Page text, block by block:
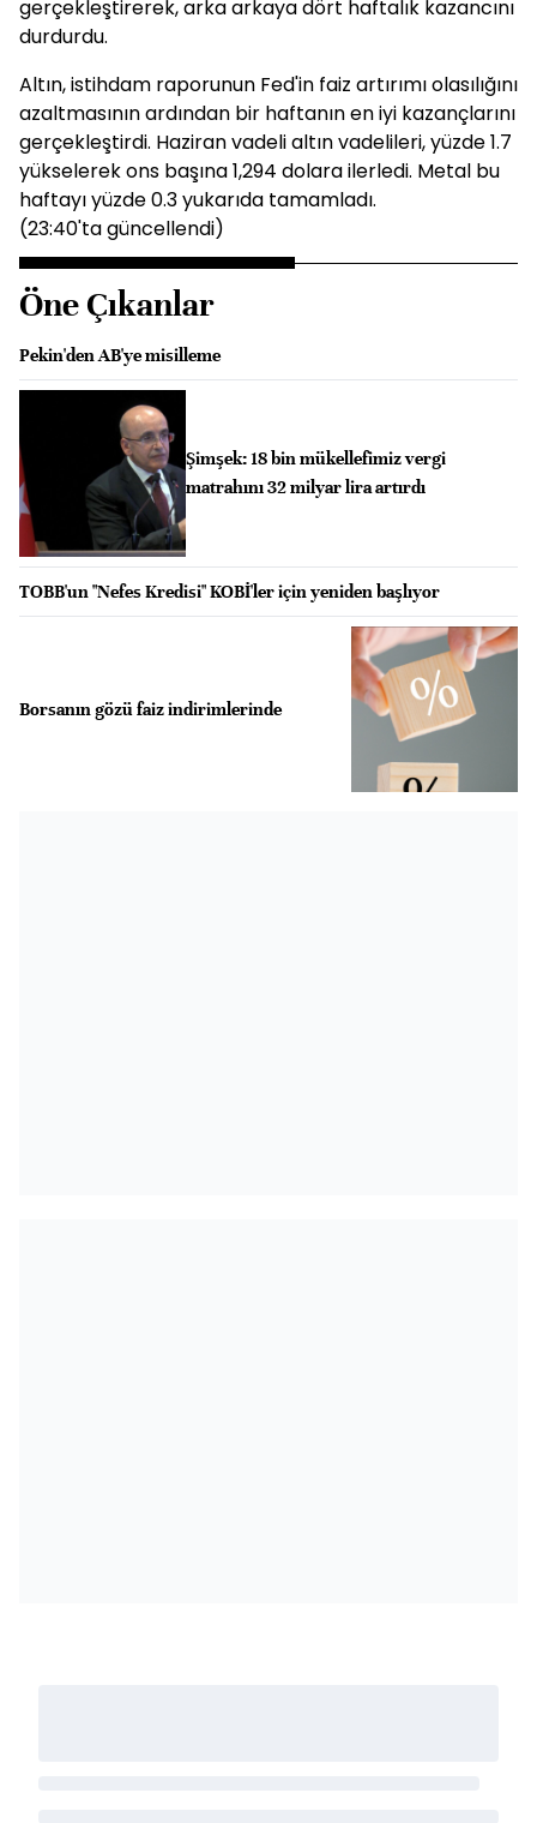
gerçekleştirerek, arka arkaya dört haftalık kazancını
durdurdu.
Altın, istihdam raporunun Fed'in faiz artırımı olasılığını
azaltmasının ardından bir haftanın en iyi kazançlarını
gerçekleştirdi. Haziran vadeli altın vadelileri, yüzde 1.7
yükselerek ons başına 1,294 dolara ilerledi. Metal bu
haftayı yüzde 0.3 yukarıda tamamladı.
(23:40'ta güncellendi)
Öne Çıkanlar
Pekin'den AB'ye misilleme
Şimşek: 18 bin mükellefimiz vergi
matrahını 32 milyar lira artırdı
TOBB'un "Nefes Kredisi" KOBİ'ler için yeniden başlıyor
Borsanın gözü faiz indirimlerinde